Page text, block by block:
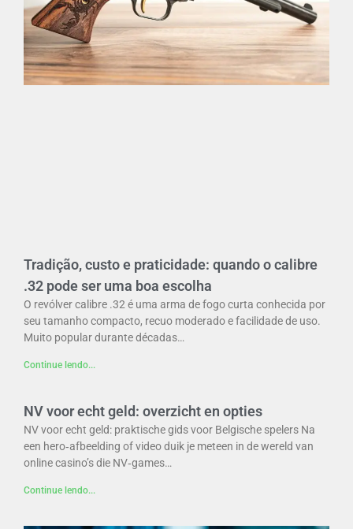
Tradição, custo e praticidade: quando o calibre
.32 pode ser uma boa escolha
O revólver calibre .32 é uma arma de fogo curta conhecida por
seu tamanho compacto, recuo moderado e facilidade de uso.
Muito popular durante décadas…
Continue lendo...
NV voor echt geld: overzicht en opties
NV voor echt geld: praktische gids voor Belgische spelers Na
een hero‑afbeelding of video duik je meteen in de wereld van
online casino’s die NV‑games…
Continue lendo...